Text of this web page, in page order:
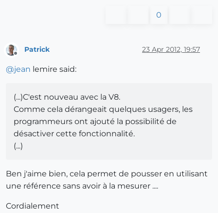
0
Patrick 23 Apr 2012, 19:57
@jean lemire said:
(...)C'est nouveau avec la V8.
Comme cela dérangeait quelques usagers, les
programmeurs ont ajouté la possibilité de
désactiver cette fonctionnalité.
(...)
Ben j'aime bien, cela permet de pousser en utilisant
une référence sans avoir à la mesurer ....
Cordialement